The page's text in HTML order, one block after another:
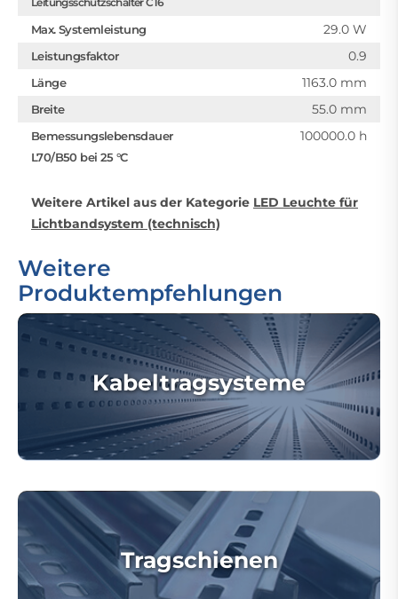
Max. Systemleistung 29.0 W
Leistungsfaktor 0.9
Länge 1163.0 mm
Breite 55.0 mm
Bemessungslebensdauer
L70/B50 bei 25 °C
100000.0 h
Weitere Artikel aus der Kategorie LED Leuchte für
Lichtbandsystem (technisch)
Weitere
Produktempfehlungen
Kabeltragsysteme
Tragschienen